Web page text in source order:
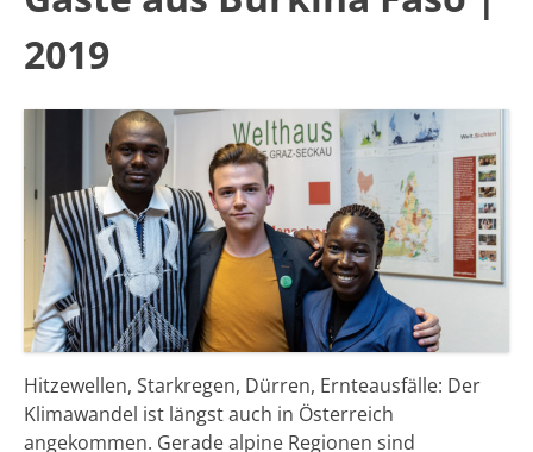
2019
Hitzewellen, Starkregen, Dürren, Ernteausfälle: Der
Klimawandel ist längst auch in Österreich
angekommen. Gerade alpine Regionen sind